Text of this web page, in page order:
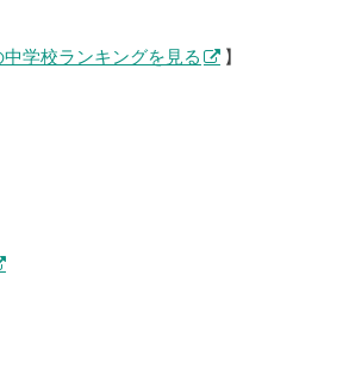
学校ランキングを見る 】